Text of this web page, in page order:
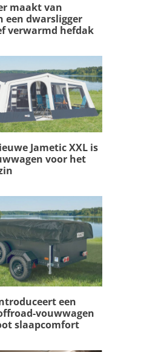
maakt van
een dwarsligger
verwarmd hefdak
Jametic XXL is
voor het
een
vouwwagen
slaapcomfort